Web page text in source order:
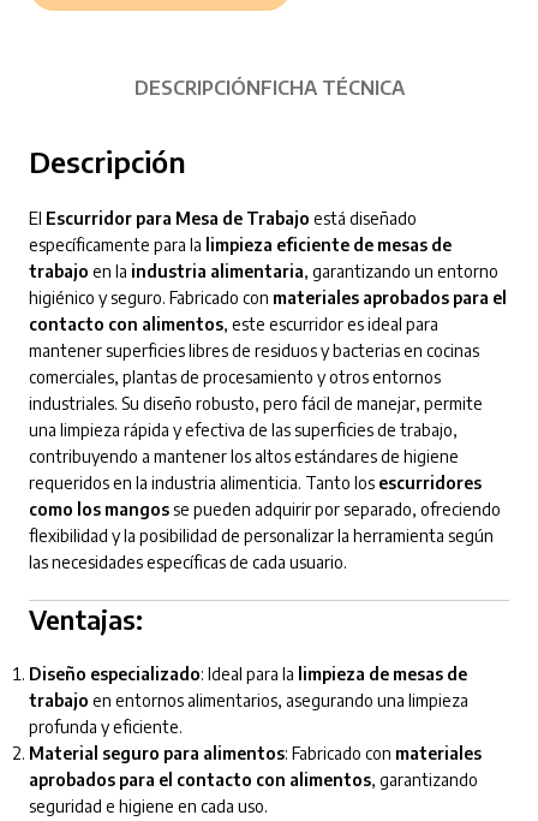
DESCRIPCIÓNFICHA TÉCNICA
Descripción
El Escurridor para Mesa de Trabajo está diseñado
específicamente para la limpieza eficiente de mesas de
trabajo en la industria alimentaria, garantizando un entorno
higiénico y seguro. Fabricado con materiales aprobados para el
contacto con alimentos, este escurridor es ideal para
mantener superficies libres de residuos y bacterias en cocinas
comerciales, plantas de procesamiento y otros entornos
industriales. Su diseño robusto, pero fácil de manejar, permite
una limpieza rápida y efectiva de las superficies de trabajo,
contribuyendo a mantener los altos estándares de higiene
requeridos en la industria alimenticia. Tanto los escurridores
como los mangosse pueden adquirir por separado, ofreciendo
flexibilidad y la posibilidad de personalizar la herramienta según
las necesidades específicas de cada usuario.
Ventajas:
Diseño especializado: Ideal para la limpieza de mesas de
trabajo en entornos alimentarios, asegurando una limpieza
profunda y eficiente.
Material seguro para alimentos: Fabricado con materiales
aprobados para el contacto con alimentos, garantizando
seguridad e higiene en cada uso.